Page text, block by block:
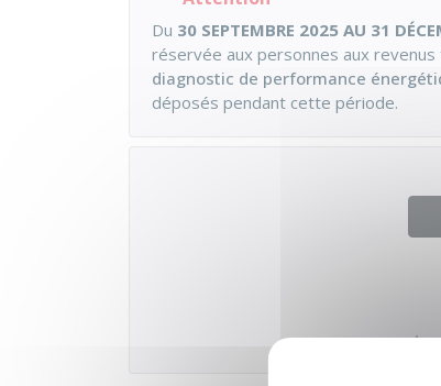
Du 30 SEPTEMBRE 2025 AU 31
réservée aux personnes aux
diagnostic de performance
déposés pendant cette période.